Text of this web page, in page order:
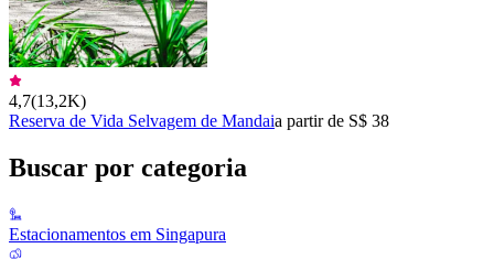
4,7(13,2K)
Reserva de Vida Selvagem de Mandaia partir de S$ 38
Buscar por categoria
Estacionamentos em Singapura